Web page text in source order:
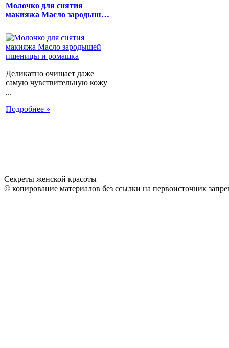
Молочко для снятия
макияжа Масло зародыш…
Деликатно очищает даже
самую чувствительную кожу
...
Подробнее »
Секреты женской красоты
© копирование материалов без ссылки на первоисточник